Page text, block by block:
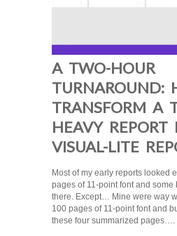
A TWO-HOUR
TURNAROUND:
TRANSFORM A
HEAVY
VISUAL-LITE
Most of my early reports looked
pages of 11-point font and
there. Except… Mine were way
100 pages of 11-point font and
these four summarized pages….